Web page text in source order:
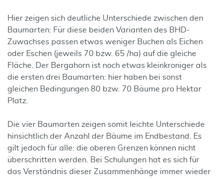
Hier zeigen sich deutliche Unterschiede zwischen den
Baumarten: Für diese beiden Varianten des BHD-
Zuwachses passen etwas weniger Buchen als Eichen
oder Eschen (jeweils 70 bzw. 65 /ha) auf die gleiche
Fläche. Der Bergahorn ist noch etwas kleinkroniger als
die ersten drei Baumarten: hier haben bei sonst
gleichen Bedingungen 80 bzw. 70 Bäume pro Hektar
Platz.
Die vier Baumarten zeigen somit leichte Unterschiede
hinsichtlich der Anzahl der Bäume im Endbestand. Es
gilt jedoch für alle: die oberen Grenzen können nicht
überschritten werden. Bei Schulungen hat es sich für
das Verständnis dieser Zusammenhänge immer wieder